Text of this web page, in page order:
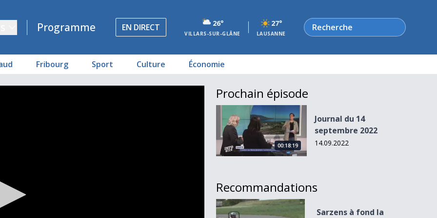
Programme EN DIRECT 26°
VILLARS-SUR-GLÂNE
27°
LAUSANNE
Rechercher
Fribourg Sport Culture Économie
Prochain épisode
Journal du 14 septembre 2022
00:18:19
Journal du 14
septembre 2022
14.09.2022
Recommandations
Sarzens à fond la caisse
Sarzens à fond la